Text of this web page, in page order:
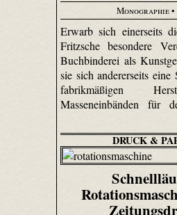
Monographie
Erwarb sich einerseits
Fritzsche besondere
Buchbinderei als
sie sich andererseits
fabrikmäßigen
Masseneinbänden für
DRUCK &